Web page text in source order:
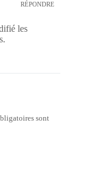
RÉPONDRE
les
sont